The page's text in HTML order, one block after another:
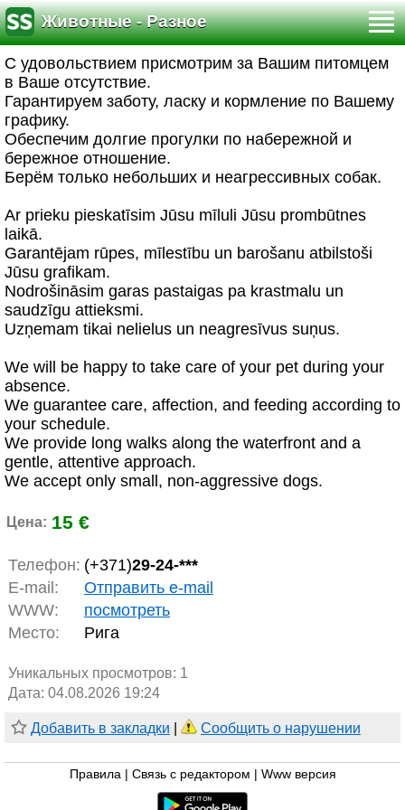
Животные - Разное
С удовольствием присмотрим за Вашим питомцем
в Ваше отсутствие.
Гарантируем заботу, ласку и кормление по Вашему
графику.
Обеспечим долгие прогулки по набережной и
бережное отношение.
Берём только небольших и неагрессивных собак.
Ar prieku pieskatīsim Jūsu mīluli Jūsu prombūtnes
laikā.
Garantējam rūpes, mīlestību un barošanu atbilstoši
Jūsu grafikam.
Nodrošināsim garas pastaigas pa krastmalu un
saudzīgu attieksmi.
Uzņemam tikai nelielus un neagresīvus suņus.
We will be happy to take care of your pet during your
absence.
We guarantee care, affection, and feeding according to
your schedule.
We provide long walks along the waterfront and a
gentle, attentive approach.
We accept only small, non-aggressive dogs.
Цена: 15 €
Телефон: (+371)29-24-***
E-mail:
Отправить e-mail
WWW:
посмотреть
Место:
Рига
Уникальных просмотров: 1
Дата: 04.08.2026 19:24
Добавить в закладки Сообщить о нарушении
Правила Связь с редактором Www версия